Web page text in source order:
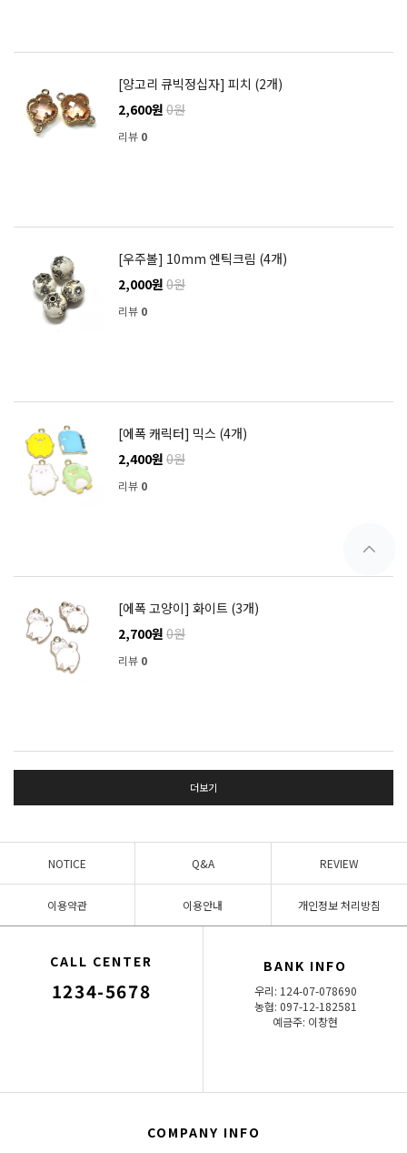
[양고리 큐빅정십자] 피치 (2개)
2,600원 0원
리뷰 0
[우주볼] 10mm 엔틱크림 (4개)
2,000원 0원
리뷰 0
[에폭 캐릭터] 믹스 (4개)
2,400원 0원
리뷰 0
[에폭 고양이] 화이트 (3개)
2,700원 0원
리뷰 0
더보기
NOTICE Q&A REVIEW
이용약관 이용안내 개인정보 처리방침
CALL CENTER
1234-5678
BANK INFO
우리: 124-07-078690
농협: 097-12-182581
예금주: 이창현
COMPANY INFO